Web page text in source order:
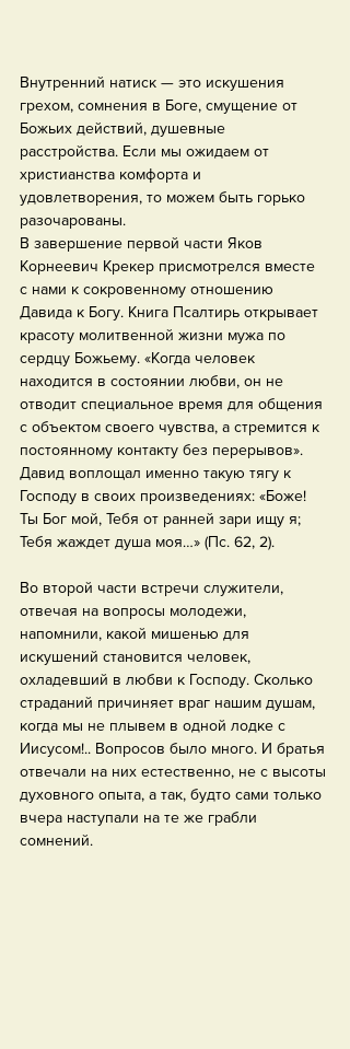
Внутренний натиск — это искушения
грехом, сомнения в Боге, смущение от
Божьих действий, душевные
расстройства. Если мы ожидаем от
христианства комфорта и
удовлетворения, то можем быть горько
разочарованы.
В завершение первой части Яков
Корнеевич Крекер присмотрелся вместе
с нами к сокровенному отношению
Давида к Богу. Книга Псалтирь открывает
красоту молитвенной жизни мужа по
сердцу Божьему. «Когда человек
находится в состоянии любви, он не
отводит специальное время для общения
с объектом своего чувства, а стремится к
постоянному контакту без перерывов».
Давид воплощал именно такую тягу к
Господу в своих произведениях: «Боже!
Ты Бог мой, Тебя от ранней зари ищу я;
Тебя жаждет душа моя…» (Пс. 62, 2).
Во второй части встречи служители,
отвечая на вопросы молодежи,
напомнили, какой мишенью для
искушений становится человек,
охладевший в любви к Господу. Сколько
страданий причиняет враг нашим душам,
когда мы не плывем в одной лодке с
Иисусом!.. Вопросов было много. И братья
отвечали на них естественно, не с высоты
духовного опыта, а так, будто сами только
вчера наступали на те же грабли
сомнений.